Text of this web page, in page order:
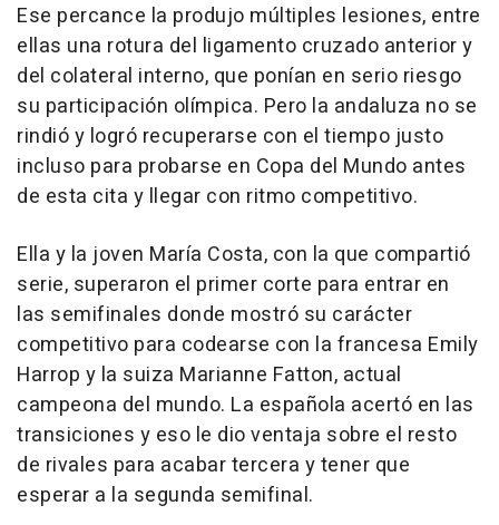
Ese percance la produjo múltiples lesiones, entre
ellas una rotura del ligamento cruzado anterior y
del colateral interno, que ponían en serio riesgo
su participación olímpica. Pero la andaluza no se
rindió y logró recuperarse con el tiempo justo
incluso para probarse en Copa del Mundo antes
de esta cita y llegar con ritmo competitivo.
Ella y la joven María Costa, con la que compartió
serie, superaron el primer corte para entrar en
las semifinales donde mostró su carácter
competitivo para codearse con la francesa Emily
Harrop y la suiza Marianne Fatton, actual
campeona del mundo. La española acertó en las
transiciones y eso le dio ventaja sobre el resto
de rivales para acabar tercera y tener que
esperar a la segunda semifinal.